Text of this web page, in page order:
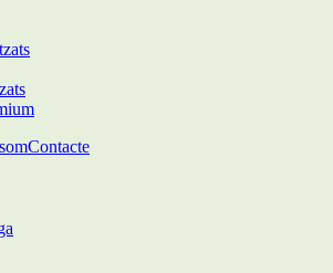
Contacte